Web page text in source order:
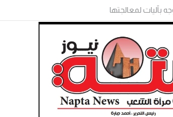
المتأخرات المالية وملفات الأمن والتنمية